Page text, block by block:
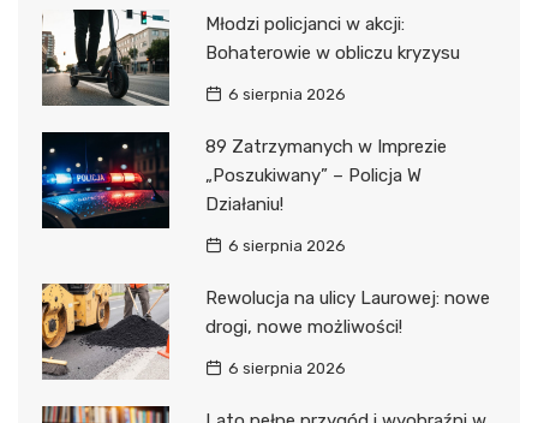
Młodzi policjanci w akcji:
Bohaterowie w obliczu kryzysu
6 sierpnia 2026
89 Zatrzymanych w Imprezie
„Poszukiwany” – Policja W
Działaniu!
6 sierpnia 2026
Rewolucja na ulicy Laurowej: nowe
drogi, nowe możliwości!
6 sierpnia 2026